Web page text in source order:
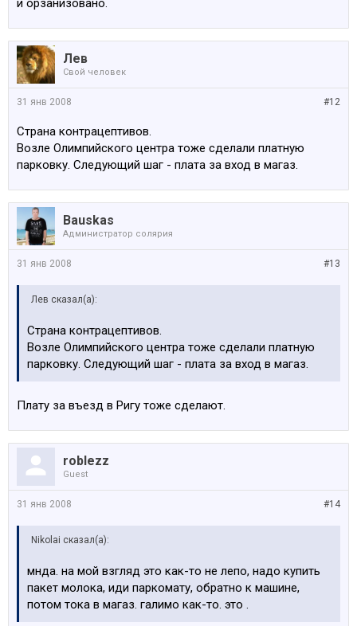
и орзанизовано.
Лев
Свой человек
#12
31 янв 2008
Страна контрацептивов.
Возле Олимпийского центра тоже сделали платную
парковку. Следующий шаг - плата за вход в магаз.
Bauskas
Администратop солярия
#13
31 янв 2008
Лев сказал(а):
Страна контрацептивов.
Возле Олимпийского центра тоже сделали платную
парковку. Следующий шаг - плата за вход в магаз.
Плату за въезд в Ригу тоже сделают.
roblezz
Guest
#14
31 янв 2008
Nikolai сказал(а):
мнда. на мой взгляд это как-то не лепо, надо купить
пакет молока, иди паркомату, обратно к машине,
потом тока в магаз. галимо как-то. это .